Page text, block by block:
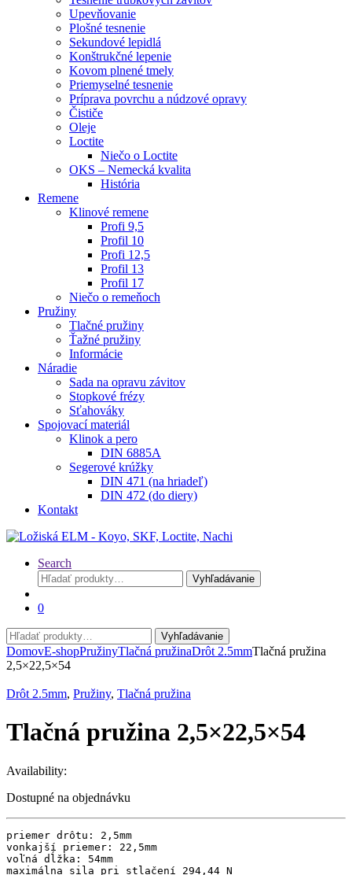
Upevňovanie
Plošné tesnenie
Sekundové lepidlá
Konštrukčné lepenie
Kovom plnené tmely
Priemyselné tesnenie
Príprava povrchu a núdzové opravy
Čističe
Oleje
Loctite
Niečo o Loctite
OKS – Nemecká kvalita
História
Remene
Klinové remene
Profi 9,5
Profil 10
Profi 12,5
Profil 13
Profil 17
Niečo o remeňoch
Pružiny
Tlačné pružiny
Ťažné pružiny
Informácie
Náradie
Sada na opravu závitov
Stopkové frézy
Sťahováky
Spojovací materiál
Klinok a pero
DIN 6885A
Segerové krúžky
DIN 471 (na hriadeľ)
DIN 472 (do diery)
Kontakt
Search
Hľadať:
Vyhľadávanie
0
Hľadať:
Vyhľadávanie
DomovE-shopPružinyTlačná pružinaDrôt 2.5mmTlačná pružina
2,5×22,5×54
Drôt 2.5mm, Pružiny, Tlačná pružina
Tlačná pružina 2,5×22,5×54
Availability:
Dostupné na objednávku
priemer drôtu: 2,5mm
vonkajší priemer: 22,5mm
voľná dĺžka: 54mm
maximálna sila pri stlačení 294,44 N